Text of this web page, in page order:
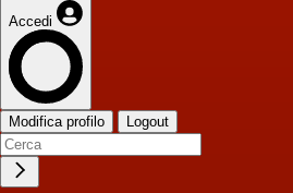
Accedi
Modifica profilo Logout